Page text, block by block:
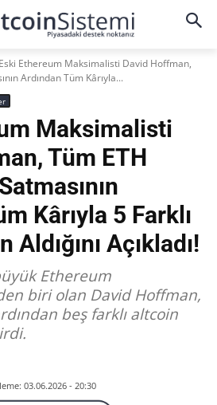
Eski Ethereum Maksimalisti David Hoffman,
Ardından Tüm Kârıyla...
Maksimalisti
Tüm ETH
Kârıyla 5 Farklı
Aldığını Açıkladı!
Ethereum
biri olan David Hoffman,
beş farklı altcoin
03.06.2026 - 20:30